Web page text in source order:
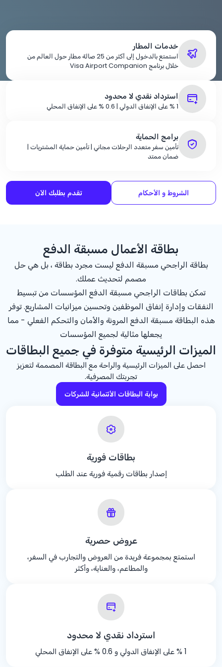
خدمات المطار
استمتع بالدخول إلى أكثر من 25 صالة مطار حول العالم من
خلال برنامج Visa Airport Companion
استرداد نقدي لا محدود
% 1 على الإنفاق الدولي | % 0.6 على الإنفاق المحلي
برامج الحماية
تأمين سفر متعدد الرحلات مجاني | تأمين حماية المشتريات |
ضمان ممتد
الشروط و الأحكام تقدم بطلبك الآن
بطاقة الأعمال مسبقة الدفع
بطاقة الراجحي مسبقة الدفع ليست مجرد بطاقة ، بل هي حل
مصمم لتحديث عملك.
تمكن بطاقات الراجحي مسبقة الدفع المؤسسات من تبسيط
النفقات وإدارة إنفاق الموظفين وتحسين ميزانيات المشاريع. توفر
هذه البطاقة مسبقة الدفع المرونة والأمان والتحكم الفعلي - مما
يجعلها مثالية لجميع المؤسسات
الميزات الرئيسية متوفرة في جميع البطاقات
احصل على الميزات الرئيسية والراحة مع البطاقة المصممة لتعزيز
تجربتك المصرفية.
بوابة البطاقات الأئتمانية للشركات
بطاقات فورية
إصدار بطاقات رقمية فورية عند الطلب
عروض حصرية
استمتع بمجموعة فريدة من العروض والتجارب في السفر،
والمطاعم، والعناية، وأكثر
استرداد نقدي لا محدود
% 1على الإنفاق الدولي و % 0.6على الإنفاق المحلي